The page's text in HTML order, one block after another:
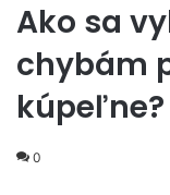
Ako sa
chybám
kúpeľne?
0